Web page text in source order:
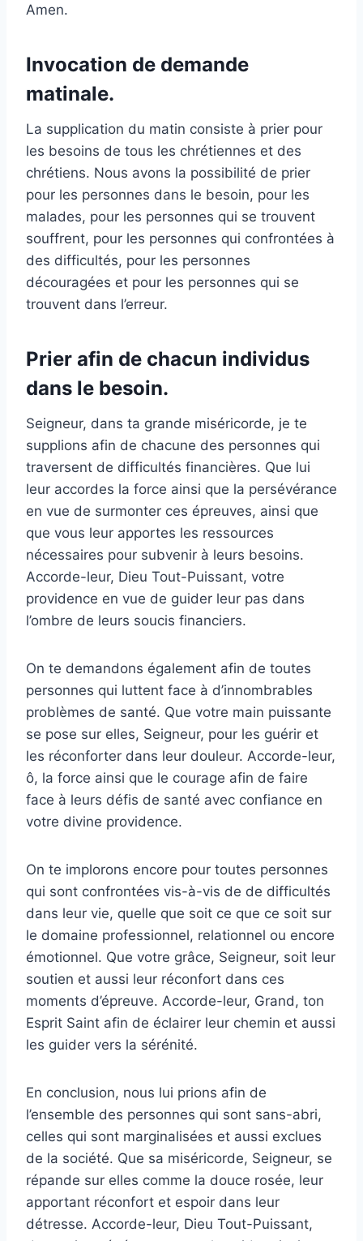
Amen.
Invocation de demande
matinale.
La supplication du matin consiste à prier pour
les besoins de tous les chrétiennes et des
chrétiens. Nous avons la possibilité de prier
pour les personnes dans le besoin, pour les
malades, pour les personnes qui se trouvent
souffrent, pour les personnes qui confrontées à
des difficultés, pour les personnes
découragées et pour les personnes qui se
trouvent dans l’erreur.
Prier afin de chacun individus
dans le besoin.
Seigneur, dans ta grande miséricorde, je te
supplions afin de chacune des personnes qui
traversent de difficultés financières. Que lui
leur accordes la force ainsi que la persévérance
en vue de surmonter ces épreuves, ainsi que
que vous leur apportes les ressources
nécessaires pour subvenir à leurs besoins.
Accorde-leur, Dieu Tout-Puissant, votre
providence en vue de guider leur pas dans
l’ombre de leurs soucis financiers.
On te demandons également afin de toutes
personnes qui luttent face à d’innombrables
problèmes de santé. Que votre main puissante
se pose sur elles, Seigneur, pour les guérir et
les réconforter dans leur douleur. Accorde-leur,
ô, la force ainsi que le courage afin de faire
face à leurs défis de santé avec confiance en
votre divine providence.
On te implorons encore pour toutes personnes
qui sont confrontées vis-à-vis de de difficultés
dans leur vie, quelle que soit ce que ce soit sur
le domaine professionnel, relationnel ou encore
émotionnel. Que votre grâce, Seigneur, soit leur
soutien et aussi leur réconfort dans ces
moments d’épreuve. Accorde-leur, Grand, ton
Esprit Saint afin de éclairer leur chemin et aussi
les guider vers la sérénité.
En conclusion, nous lui prions afin de
l’ensemble des personnes qui sont sans-abri,
celles qui sont marginalisées et aussi exclues
de la société. Que sa miséricorde, Seigneur, se
répande sur elles comme la douce rosée, leur
apportant réconfort et espoir dans leur
détresse. Accorde-leur, Dieu Tout-Puissant,